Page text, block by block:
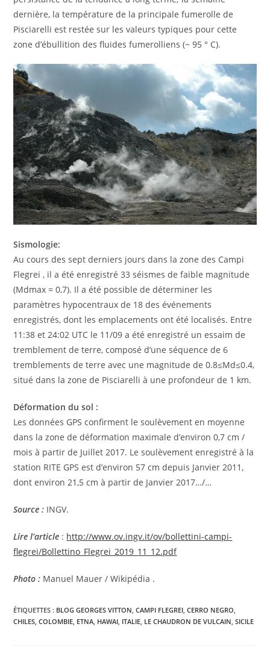
dernière, la température de la principale fumerolle de
Pisciarelli est restée sur les valeurs typiques pour cette
zone d’ébullition des fluides fumerolliens (~ 95 ° C).
Sismologie:
Au cours des sept derniers jours dans la zone des Campi
Flegrei , il a été enregistré 33 séismes de faible magnitude
(Mdmax = 0,7). Il a été possible de déterminer les
paramètres hypocentraux de 18 des événements
enregistrés, dont les emplacements ont été localisés. Entre
11:38 et 24:02 UTC le 11/09 a été enregistré un essaim de
tremblement de terre, composé d’une séquence de 6
tremblements de terre avec une magnitude de 0.8≤Md≤0.4,
situé dans la zone de Pisciarelli à une profondeur de 1 km.
Déformation du sol :
Les données GPS confirment le soulèvement en moyenne
dans la zone de déformation maximale d’environ 0,7 cm /
mois à partir de Juillet 2017. Le soulèvement enregistré à la
station RITE GPS est d’environ 57 cm depuis Janvier 2011,
dont environ 21,5 cm à partir de Janvier 2017…/…
Source : INGV.
Lire l’article : http://www.ov.ingv.it/ov/bollettini-campi-
flegrei/Bollettino_Flegrei_2019_11_12.pdf
Photo : Manuel Mauer / Wikipédia .
ÉTIQUETTES : BLOG GEORGES VITTON, CAMPI FLEGREI, CERRO NEGRO,
CHILES, COLOMBIE, ETNA, HAWAI, ITALIE, LE CHAUDRON DE VULCAIN, SICILE